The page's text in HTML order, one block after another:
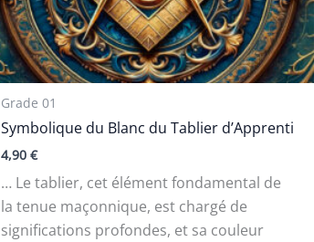
Grade 01
Symbolique du Blanc du Tablier d’Apprenti
4,90€
… Le tablier, cet élément fondamental de
la tenue maçonnique, est chargé de
significations profondes, et sa couleur